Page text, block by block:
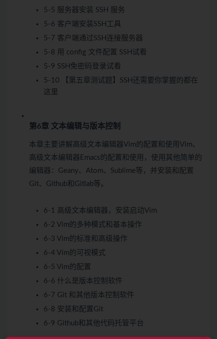
5-5 服务器安装 SSH 服务
5-6 客户端安装SSH工具
5-7 客户端通过SSH连接服务器
5-8 用 config 文件配置 SSH 试看
5-9 SSH免密码登录试看
5-10 【第五章测试题】SSH还需要你掌握的都在
这里
第6章 文本编辑与版本控制
本章主要讲解高级文本编辑器Vim的配置和使用Vim、
高级文本编辑器Emacs的配置和使用，使用其他简单的
编辑器：Geany、Atom、Sublime等，并安装和配置
Git、Github和Gitlab等。
6-1 高级文本编辑器，安装启动Vim
6-2 Vim的多种模式和基本操作
6-3 Vim的标准和高级操作
6-4 Vim的可视模式
6-5 Vim的配置
6-6 什么是版本控制软件
6-7 Git 和其他版本控制软件
6-8 安装和配置Git
6-9 Github和其他代码托管平台